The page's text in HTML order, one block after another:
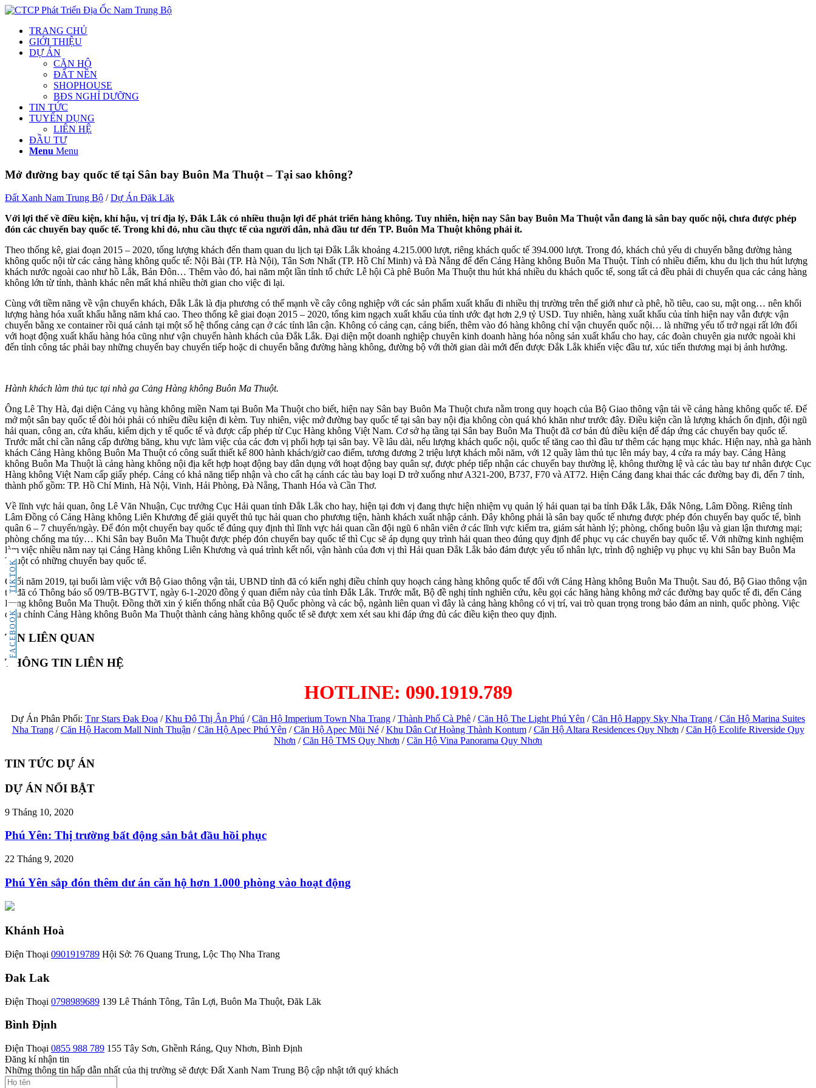
FACEBOOK
TIKTOK
TRANG CHỦ
GIỚI THIỆU
DỰ ÁN
CĂN HỘ
ĐẤT NỀN
SHOPHOUSE
BĐS NGHỈ DƯỠNG
TIN TỨC
TUYỂN DỤNG
LIÊN HỆ
ĐẦU TƯ
Menu Menu
Mở đường bay quốc tế tại Sân bay Buôn Ma Thuột – Tại sao không?
Đất Xanh Nam Trung Bộ /Dự Án Đăk Lăk
Với lợi thế về điều kiện, khí hậu, vị trí địa lý, Đắk Lắk có nhiều thuận lợi để phát triển hàng không. Tuy nhiên, hiện nay Sân bay Buôn Ma Thuột vẫn đang là sân bay quốc nội, chưa được phép
đón các chuyến bay quốc tế. Trong khi đó, nhu cầu thực tế của người dân, nhà đầu tư đến TP. Buôn Ma Thuột không phải ít.
Theo thống kê, giai đoạn 2015 – 2020, tổng lượng khách đến tham quan du lịch tại Đắk Lắk khoảng 4.215.000 lượt, riêng khách quốc tế 394.000 lượt. Trong đó, khách chủ yếu di chuyển bằng đường hàng
không quốc nội từ các cảng hàng không quốc tế: Nội Bài (TP. Hà Nội), Tân Sơn Nhất (TP. Hồ Chí Minh) và Đà Nẵng để đến Cảng Hàng không Buôn Ma Thuột. Tỉnh có nhiều điểm, khu du lịch thu hút lượng
khách nước ngoài cao như hồ Lắk, Bản Đôn… Thêm vào đó, hai năm một lần tỉnh tổ chức Lễ hội Cà phê Buôn Ma Thuột thu hút khá nhiều du khách quốc tế, song tất cả đều phải di chuyển qua các cảng hàng
không lớn từ tỉnh, thành khác nên mất khá nhiều thời gian cho việc đi lại.
Cùng với tiềm năng về vận chuyển khách, Đắk Lắk là địa phương có thế mạnh về cây công nghiệp với các sản phẩm xuất khẩu đi nhiều thị trường trên thế giới như cà phê, hồ tiêu, cao su, mật ong… nên khối
lượng hàng hóa xuất khẩu hằng năm khá cao. Theo thống kê giai đoạn 2015 – 2020, tổng kim ngạch xuất khẩu của tỉnh ước đạt hơn 2,9 tỷ USD. Tuy nhiên, hàng xuất khẩu của tỉnh hiện nay vẫn được vận
chuyển bằng xe container rồi quá cảnh tại một số hệ thống cảng cạn ở các tỉnh lân cận. Không có cảng cạn, cảng biển, thêm vào đó hàng không chỉ vận chuyển quốc nội… là những yếu tố trở ngại rất lớn đối
với hoạt động xuất khẩu hàng hóa cũng như vận chuyển hành khách của Đắk Lắk. Đại diện một doanh nghiệp chuyên kinh doanh hàng hóa nông sản xuất khẩu cho hay, các đoàn chuyên gia nước ngoài khi
đến tỉnh công tác phải bay những chuyến bay chuyển tiếp hoặc di chuyển bằng đường hàng không, đường bộ với thời gian dài mới đến được Đắk Lắk khiến việc đầu tư, xúc tiến thương mại bị ảnh hưởng.
Hành khách làm thủ tục tại nhà ga Cảng Hàng không Buôn Ma Thuột.
Ông Lê Thy Hà, đại diện Cảng vụ hàng không miền Nam tại Buôn Ma Thuột cho biết, hiện nay Sân bay Buôn Ma Thuột chưa nằm trong quy hoạch của Bộ Giao thông vận tải về cảng hàng không quốc tế. Để
mở một sân bay quốc tế đòi hỏi phải có nhiều điều kiện đi kèm. Tuy nhiên, việc mở đường bay quốc tế tại sân bay nội địa không còn quá khó khăn như trước đây. Điều kiện cần là lượng khách ổn định, đội ngũ
hải quan, công an, cửa khẩu, kiểm dịch y tế quốc tế và được cấp phép từ Cục Hàng không Việt Nam. Cơ sở hạ tầng tại Sân bay Buôn Ma Thuột đã cơ bản đủ điều kiện để đáp ứng các chuyến bay quốc tế.
Trước mắt chỉ cần nâng cấp đường băng, khu vực làm việc của các đơn vị phối hợp tại sân bay. Về lâu dài, nếu lượng khách quốc nội, quốc tế tăng cao thì đầu tư thêm các hạng mục khác. Hiện nay, nhà ga hành
khách Cảng Hàng không Buôn Ma Thuột có công suất thiết kế 800 hành khách/giờ cao điểm, tương đương 2 triệu lượt khách mỗi năm, với 12 quầy làm thủ tục lên máy bay, 4 cửa ra máy bay. Cảng Hàng
không Buôn Ma Thuột là cảng hàng không nội địa kết hợp hoạt động bay dân dụng với hoạt động bay quân sự, được phép tiếp nhận các chuyến bay thường lệ, không thường lệ và các tàu bay tư nhân được Cục
Hàng không Việt Nam cấp giấy phép. Cảng có khả năng tiếp nhận và cho cất hạ cánh các tàu bay loại D trở xuống như A321-200, B737, F70 và AT72. Hiện Cảng đang khai thác các đường bay đi, đến 7 tỉnh,
thành phố gồm: TP. Hồ Chí Minh, Hà Nội, Vinh, Hải Phòng, Đà Nẵng, Thanh Hóa và Cần Thơ.
Về lĩnh vực hải quan, ông Lê Văn Nhuận, Cục trưởng Cục Hải quan tỉnh Đắk Lắk cho hay, hiện tại đơn vị đang thực hiện nhiệm vụ quản lý hải quan tại ba tỉnh Đắk Lắk, Đắk Nông, Lâm Đồng. Riêng tỉnh
Lâm Đồng có Cảng Hàng không Liên Khương để giải quyết thủ tục hải quan cho phương tiện, hành khách xuất nhập cảnh. Đây không phải là sân bay quốc tế nhưng được phép đón chuyến bay quốc tế, bình
quân 6 – 7 chuyến/ngày. Để đón một chuyến bay quốc tế đúng quy định thì lĩnh vực hải quan cần đội ngũ 6 nhân viên ở các lĩnh vực kiểm tra, giám sát hành lý; phòng, chống buôn lậu và gian lận thương mại;
phòng chống ma túy… Khi Sân bay Buôn Ma Thuột được phép đón chuyến bay quốc tế thì Cục sẽ áp dụng quy trình hải quan theo đúng quy định để phục vụ các chuyến bay quốc tế. Với những kinh nghiệm
làm việc nhiều năm nay tại Cảng Hàng không Liên Khương và quá trình kết nối, vận hành của đơn vị thì Hải quan Đắk Lắk bảo đảm được yếu tố nhân lực, trình độ nghiệp vụ phục vụ khi Sân bay Buôn Ma
Thuột có những chuyến bay quốc tế.
Cuối năm 2019, tại buổi làm việc với Bộ Giao thông vận tải, UBND tỉnh đã có kiến nghị điều chỉnh quy hoạch cảng hàng không quốc tế đối với Cảng Hàng không Buôn Ma Thuột. Sau đó, Bộ Giao thông vận
tải đã có Thông báo số 09/TB-BGTVT, ngày 6-1-2020 đồng ý quan điểm này của tỉnh Đắk Lắk. Trước mắt, Bộ đề nghị tỉnh nghiên cứu, kêu gọi các hãng hàng không mở các đường bay quốc tế đi, đến Cảng
Hàng không Buôn Ma Thuột. Đồng thời xin ý kiến thống nhất của Bộ Quốc phòng và các bộ, ngành liên quan vì đây là cảng hàng không có vị trí, vai trò quan trọng trong bảo đảm an ninh, quốc phòng. Việc
điều chỉnh Cảng Hàng không Buôn Ma Thuột thành cảng hàng không quốc tế sẽ được xem xét sau khi đáp ứng đủ các điều kiện theo quy định.
TIN LIÊN QUAN
THÔNG TIN LIÊN HỆ
HOTLINE: 090.1919.789
Dự Án Phân Phối: Tnr Stars Đak Đoa /Khu Đô Thị Ân Phú /Căn Hộ Imperium Town Nha Trang /Thành Phố Cà Phê /Căn Hộ The Light Phú Yên /Căn Hộ Happy Sky Nha Trang /Căn Hộ Marina Suites
Nha Trang/Căn Hộ Hacom Mall Ninh Thuận /Căn Hộ Apec Phú Yên /Căn Hộ Apec Mũi Né/Khu Dân Cư Hoàng Thành Kontum/Căn Hộ Altara Residences Quy Nhơn /Căn Hộ Ecolife Riverside Quy
Nhơn /Căn Hộ TMS Quy Nhơn /Căn Hộ Vina Panorama Quy Nhơn
TIN TỨC DỰ ÁN
DỰ ÁN NỔI BẬT
9 Tháng 10, 2020
Phú Yên: Thị trường bất động sản bắt đầu hồi phục
22 Tháng 9, 2020
Phú Yên sắp đón thêm dư án căn hộ hơn 1.000 phòng vào hoạt động
Khánh Hoà
Điện Thoại 0901919789 Hội Sở: 76 Quang Trung, Lộc Thọ Nha Trang
Đak Lak
Điện Thoại 0798989689 139 Lê Thánh Tông, Tân Lợi, Buôn Ma Thuột, Đăk Lăk
Bình Định
Điện Thoại 0855 988 789 155 Tây Sơn, Ghềnh Ráng, Quy Nhơn, Bình Định
Đăng kí nhận tin
Những thông tin hấp dẫn nhất của thị trường sẽ được Đất Xanh Nam Trung Bộ cập nhật tới quý khách